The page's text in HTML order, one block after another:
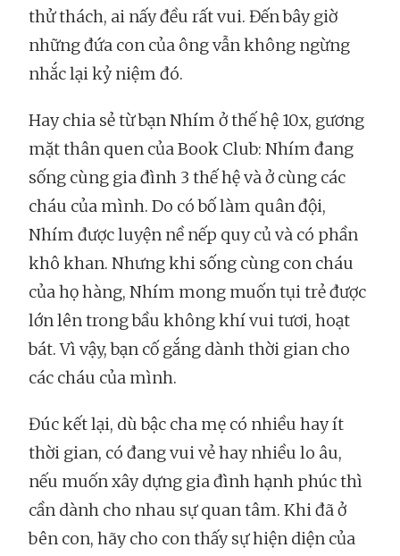
thử thách, ai nấy đều rất vui. Đến bây giờ
những đứa con của ông vẫn không ngừng
nhắc lại kỷ niệm đó.
Hay chia sẻ từ bạn Nhím ở thế hệ 10x, gương
mặt thân quen của Book Club: Nhím đang
sống cùng gia đình 3 thế hệ và ở cùng các
cháu của mình. Do có bố làm quân đội,
Nhím được luyện nề nếp quy củ và có phần
khô khan. Nhưng khi sống cùng con cháu
của họ hàng, Nhím mong muốn tụi trẻ được
lớn lên trong bầu không khí vui tươi, hoạt
bát. Vì vậy, bạn cố gắng dành thời gian cho
các cháu của mình.
Đúc kết lại, dù bậc cha mẹ có nhiều hay ít
thời gian, có đang vui vẻ hay nhiều lo âu,
nếu muốn xây dựng gia đình hạnh phúc thì
cần dành cho nhau sự quan tâm. Khi đã ở
bên con, hãy cho con thấy sự hiện diện của